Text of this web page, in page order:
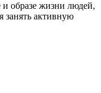
образе жизни людей,
занять активную